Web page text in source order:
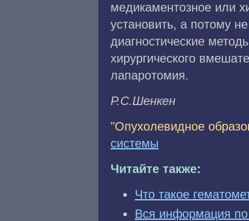
медикаментозное или
установить, а потому
диагностические
хирургического
лапаротомия.
P.C.Шeнкeн
"Опухолевидное
системы
Читайте также:
Что такое
Вся информация по